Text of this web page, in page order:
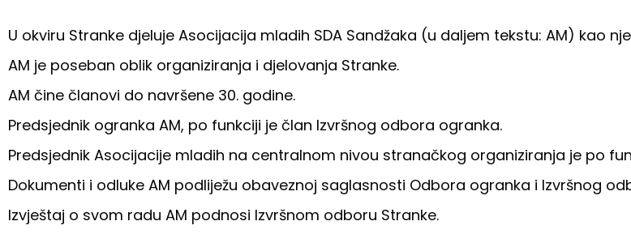
U okviru Stranke djeluje Asocijacija mladih SDA Sandžaka (u daljem tekstu: AM) kao
AM je poseban oblik organiziranja i djelovanja Stranke.
AM čine članovi do navršene 30. godine.
Predsjednik ogranka AM, po funkciji je član Izvršnog odbora ogranka.
Predsjednik Asocijacije mladih na centralnom nivou stranačkog organiziranja je po
Dokumenti i odluke AM podliježu obaveznoj saglasnosti Odbora ogranka i Izvršnog
Izvještaj o svom radu AM podnosi Izvršnom odboru Stranke.